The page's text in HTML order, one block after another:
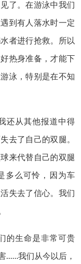
了。在游泳中我们
到有人落水时一定
者进行抢救。所以
热身准备，才能下
泳，特别是在不知
还从其他报道中得
去了自己的双腿。
来代替自己的双腿
多么可怜，因为车
失去了信心。我们
的生命是非常可贵
......我们从今以后，